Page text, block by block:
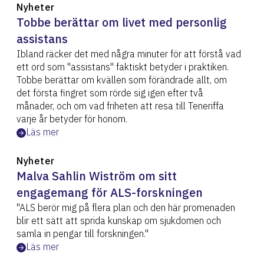
Nyheter
Tobbe berättar om livet med personlig
assistans
Ibland räcker det med några minuter för att förstå vad
ett ord som "assistans" faktiskt betyder i praktiken.
Tobbe berättar om kvällen som förändrade allt, om
det första fingret som rörde sig igen efter två
månader, och om vad friheten att resa till Teneriffa
varje år betyder för honom.
Läs mer
Nyheter
Malva Sahlin Wiström om sitt
engagemang för ALS-forskningen
"ALS berör mig på flera plan och den här promenaden
blir ett sätt att sprida kunskap om sjukdomen och
samla in pengar till forskningen."
Läs mer